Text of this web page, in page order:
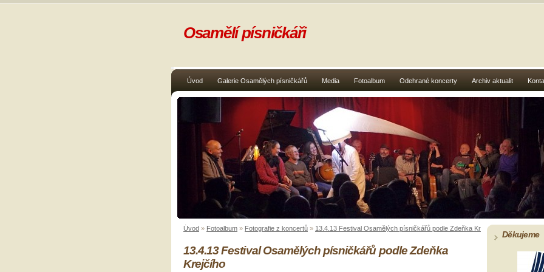
Úvod Galerie Osamělých písničkářů Media Fotoalbum Odehrané koncerty Archiv aktualit
Osamělí písničkáři
Úvod » Fotoalbum » Fotografie z koncertů » 13.4.13 Festival Osamělých písničkářů podle Zdeňka Krejčího
13.4.13 Festival Osamělých písničkářů podle Zdeňka
Krejčího
Děkujeme